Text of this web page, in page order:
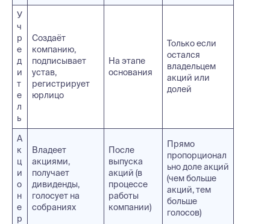
У
ч
р
е
д
и
т
е
л
ь
Создаёт
компанию,
подписывает
устав,
регистрирует
юрлицо
На этапе
основания
Только если
остался
владельцем
акций или
долей
А
к
ц
и
о
н
е
р
Владеет
акциями,
получает
дивиденды,
голосует на
собраниях
После
выпуска
акций (в
процессе
работы
компании)
Прямо
пропорционал
ьно доле акций
(чем больше
акций, тем
больше
голосов)